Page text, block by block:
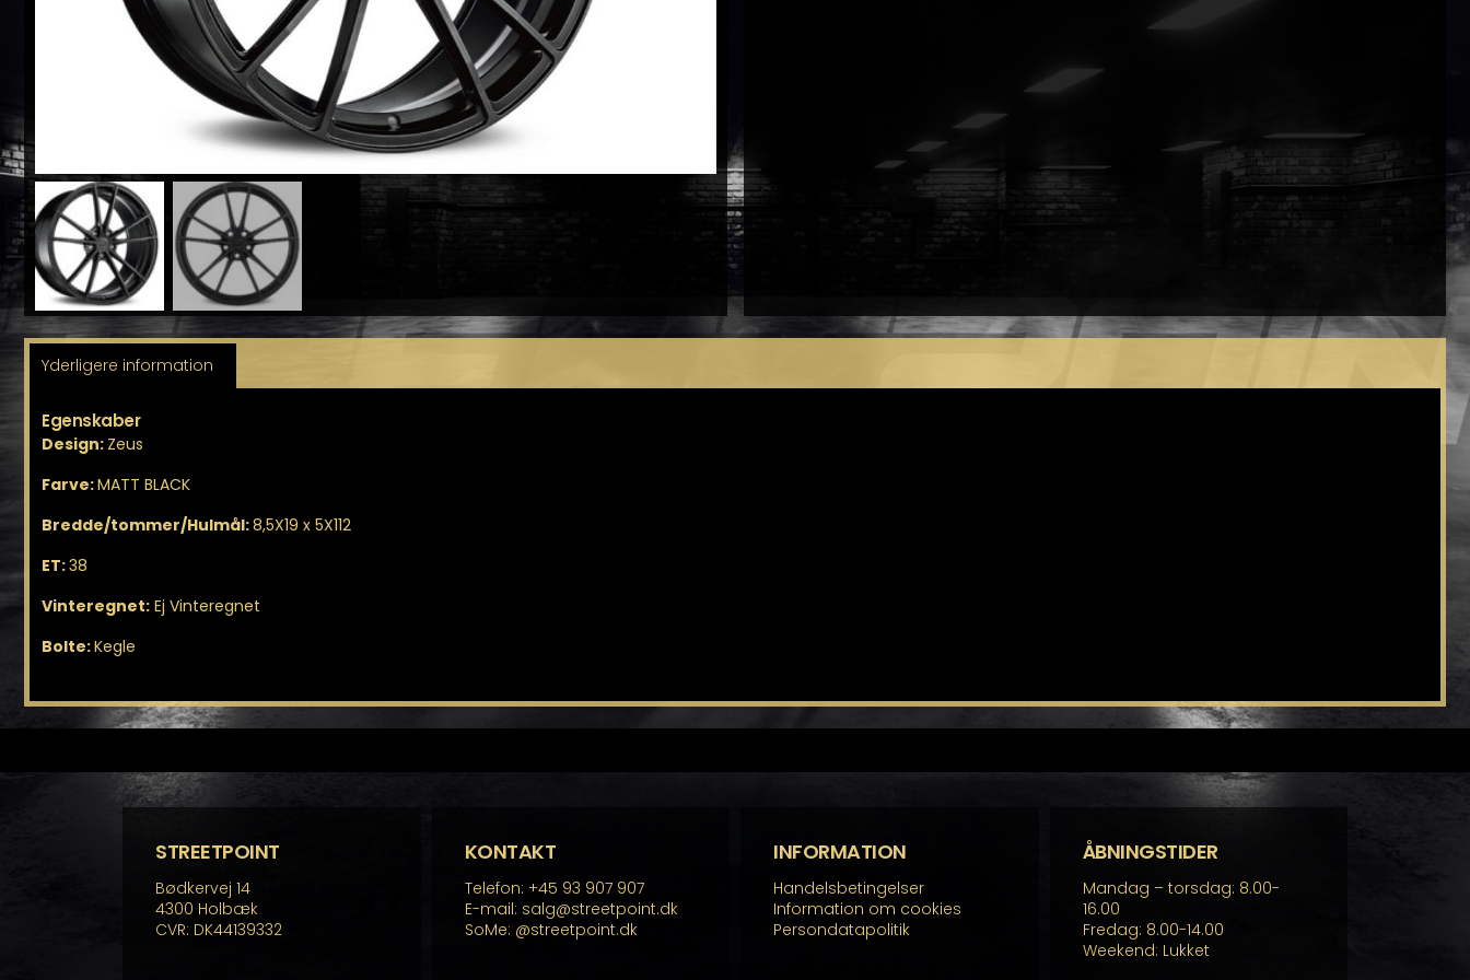
Yderligere information
Egenskaber
Design: Zeus
Farve:MATT BLACK
Bredde/tommer/Hulmål:8,5X19 x 5X112
ET:38
Vinteregnet: Ej Vinteregnet
Bolte:Kegle
STREETPOINT
Bødkervej 14
4300 Holbæk
CVR: DK44139332
KONTAKT
Telefon: +45 93 907 907
E-mail: salg@streetpoint.dk
SoMe: @streetpoint.dk
INFORMATION
Handelsbetingelser
Information om cookies
Persondatapolitik
ÅBNINGSTIDER
Mandag – torsdag: 8.00-
16.00
Fredag: 8.00-14.00
Weekend: Lukket